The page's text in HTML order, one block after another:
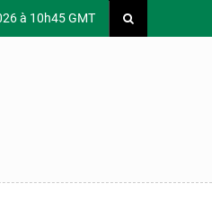
à 10h45 GMT